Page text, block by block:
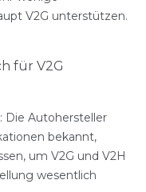
V2G unterstützen.
für V2G
Die Autohersteller
bekannt,
um V2G und V2H
wesentlich